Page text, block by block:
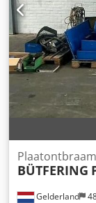
Gelderland
BÜTFERING